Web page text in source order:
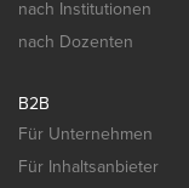
nach Institutionen
nach Dozenten
B2B
Für Unternehmen
Für Inhaltsanbieter